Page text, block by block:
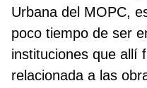
Urbana del MOPC,
poco tiempo de ser
instituciones que allí
relacionada a las